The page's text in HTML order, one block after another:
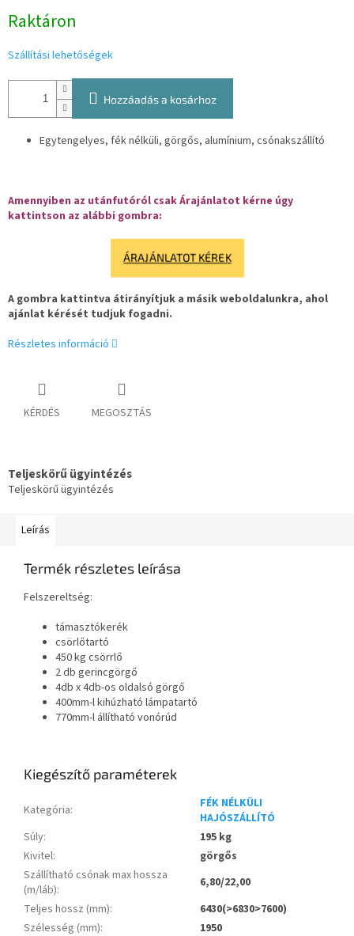
Raktáron
Szállítási lehetőségek
Hozzáadás a kosárhoz
Egytengelyes, fék nélküli, görgős, alumínium, csónakszállító
Amennyiben az utánfutóról csak Árajánlatot kérne úgy
kattintson az alábbi gombra:
ÁRAJÁNLATOT KÉREK
A gombra kattintva átirányítjuk a másik weboldalunkra, ahol
ajánlat kérését tudjuk fogadni.
Részletes információ
KÉRDÉS MEGOSZTÁS
Teljeskörű ügyintézés
Teljeskörű ügyintézés
Leírás
Termék részletes leírása
Felszereltség:
támasztókerék
csörlőtartó
450 kg csörrlő
2 db gerincgörgő
4db x 4db-os oldalsó görgő
400mm-l kihúzható lámpatartó
770mm-l állítható vonórúd
Kiegészítő paraméterek
Kategória:
FÉK NÉLKÜLI
HAJÓSZÁLLÍTÓ
Súly:
195 kg
Kivitel:
görgős
Szállítható csónak max hossza
(m/láb):
6,80/22,00
Teljes hossz (mm):
6430(>6830>7600)
Szélesség (mm):
1950